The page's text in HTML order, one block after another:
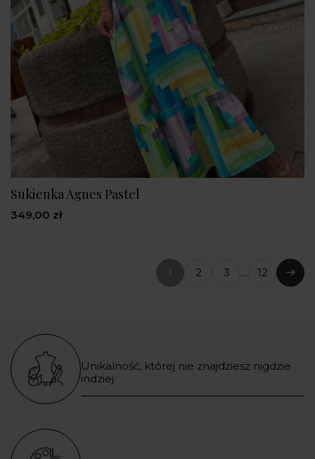
Sukienka Agnes Pastel
349,00 zł
1(bieżąca
strona)
2 3 … 12
Unikalność, której nie znajdziesz nigdzie
indziej